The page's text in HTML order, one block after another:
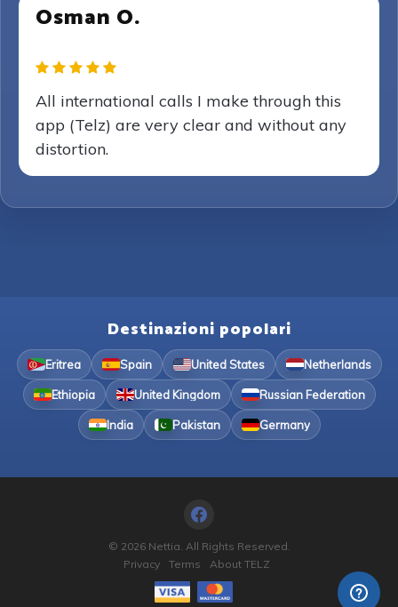
Osman O.
All international calls I make through this
app (Telz) are very clear and without any
distortion.
Destinazioni popolari
Eritrea Spain United States Netherlands
Ethiopia United Kingdom Russian Federation
India Pakistan Germany
© 2026 Nettia. All Rights Reserved.
Privacy
Terms About TELZ